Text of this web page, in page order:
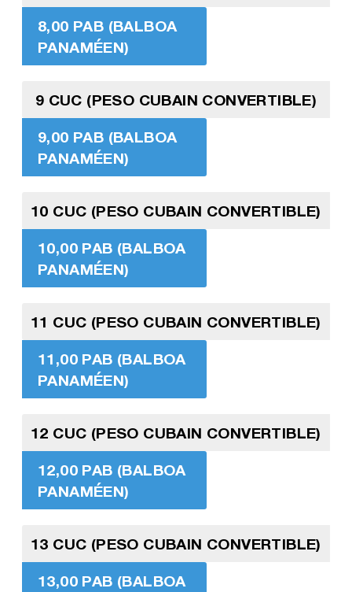
8,00 PAB (BALBOA
PANAMÉEN)
9 CUC (PESO CUBAIN CONVERTIBLE)
9,00 PAB (BALBOA
PANAMÉEN)
10 CUC (PESO CUBAIN CONVERTIBLE)
10,00 PAB (BALBOA
PANAMÉEN)
11 CUC (PESO CUBAIN CONVERTIBLE)
11,00 PAB (BALBOA
PANAMÉEN)
12 CUC (PESO CUBAIN CONVERTIBLE)
12,00 PAB (BALBOA
PANAMÉEN)
13 CUC (PESO CUBAIN CONVERTIBLE)
13,00 PAB (BALBOA